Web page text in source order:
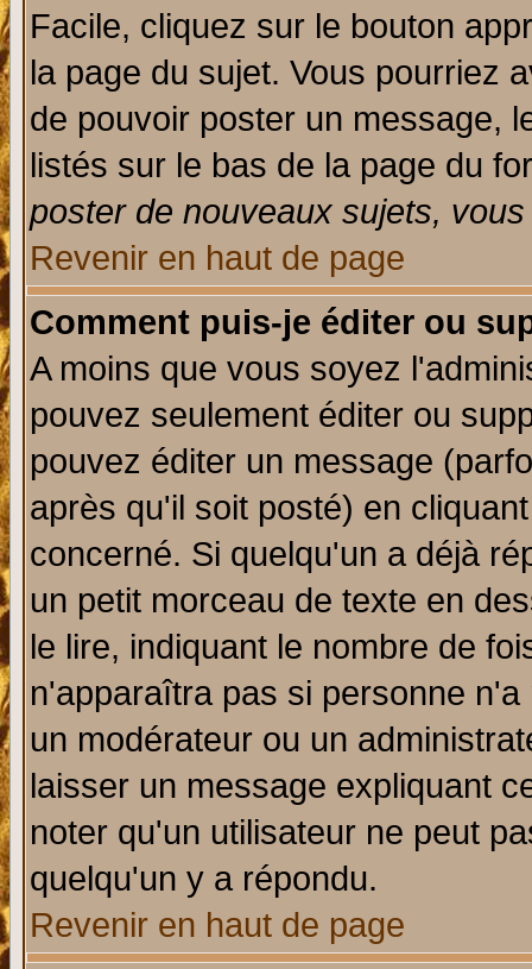
Facile, cliquez sur le bouton
la page du sujet. Vous pourriez
de pouvoir poster un message,
listés sur le bas de la page du
poster de nouveaux sujets,
Revenir en haut de page
Comment puis-je éditer ou
A moins que vous soyez
pouvez seulement éditer ou
pouvez éditer un message
après qu'il soit posté) en
concerné. Si quelqu'un a déjà
un petit morceau de texte en
le lire, indiquant le nombre de
n'apparaîtra pas si personne
un modérateur ou un
laisser un message expliquant
noter qu'un utilisateur ne peut
quelqu'un y a répondu.
Revenir en haut de page